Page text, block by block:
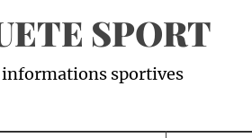
SPORT
informations sportives